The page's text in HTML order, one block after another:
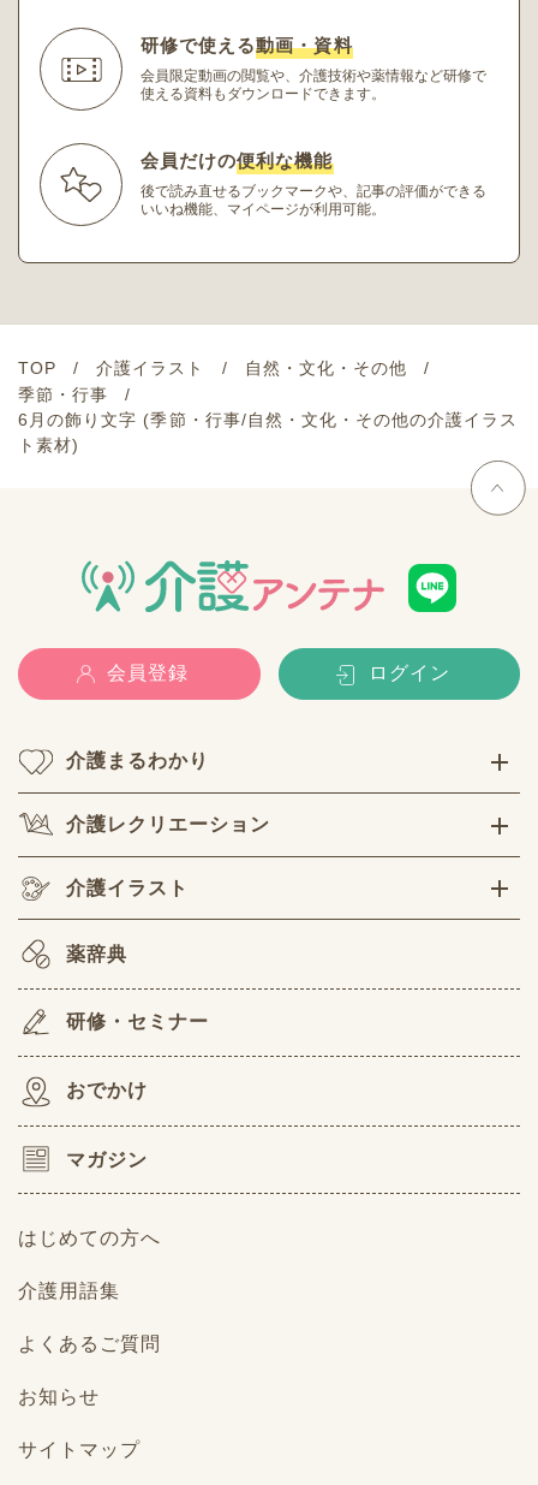
研修で使える動画・資料
会員限定動画の閲覧や、介護技術や薬情報など研修で
使える資料もダウンロードできます。
会員だけの便利な機能
後で読み直せるブックマークや、記事の評価ができる
いいね機能、マイページが利用可能。
TOP 介護イラスト
自然・文化・その他
季節・行事
6月の飾り文字 (季節・行事/自然・文化・その他の介護イラス
ト素材)
会員登録 ログイン
介護まるわかり
介護レクリエーション
介護イラスト
薬辞典
研修・セミナー
おでかけ
マガジン
はじめての方へ
介護用語集
よくあるご質問
お知らせ
サイトマップ